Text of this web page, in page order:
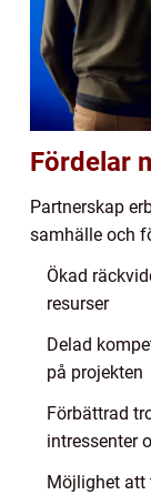
Fördelar
Partnerskap
samhälle och
Ökad
resurser
Delad
på projekten
Förbättrad
intressenter
Möjlighet att